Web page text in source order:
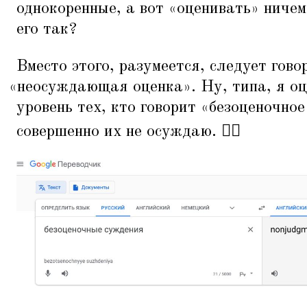
однокоренные, а вот «оценивать»
его так?
Вместо этого, разумеется, следует
«неосуждающая оценка». Ну, типа, я
уровень тех, кто говорит «
совершенно их не осуждаю. 🤷‍♂️